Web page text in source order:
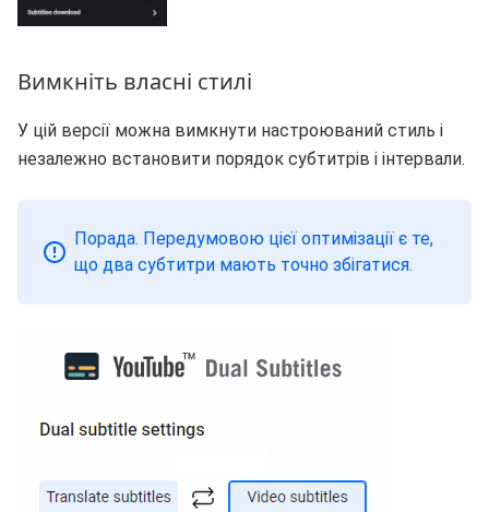
Вимкніть власні стилі
У цій версії можна вимкнути настроюваний стиль і
незалежно встановити порядок субтитрів і інтервали.
Порада. Передумовою цієї оптимізації є те,
що два субтитри мають точно збігатися.